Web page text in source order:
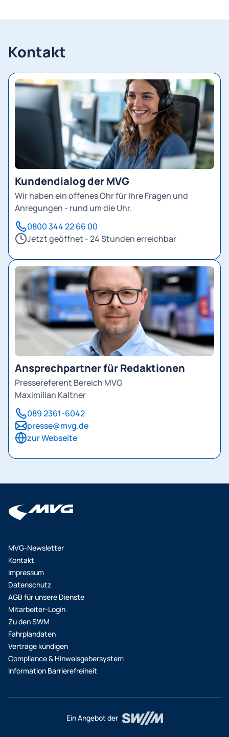
Kontakt
Kundendialog der MVG
Wir haben ein offenes Ohr für Ihre Fragen und
Anregungen - rund um die Uhr.
0800 344 22 66 00
Jetzt geöffnet - 24 Stunden erreichbar
Ansprechpartner für Redaktionen
Pressereferent Bereich MVG
Maximilian Kaltner
089 2361-6042
presse@mvg.de
zur Webseite
MVG-Newsletter
Kontakt
Impressum
Datenschutz
AGB für unsere Dienste
Mitarbeiter-Login
Zu den SWM
Fahrplandaten
Verträge kündigen
Compliance & Hinweisgebersystem
Information Barrierefreiheit
Ein Angebot der